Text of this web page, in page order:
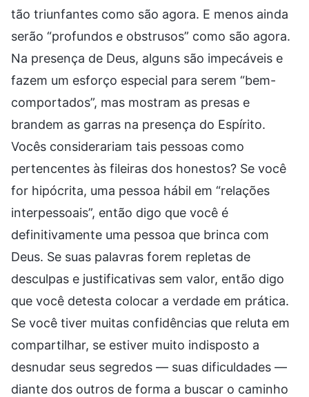
tão triunfantes como são agora. E menos ainda
serão “profundos e obstrusos” como são agora.
Na presença de Deus, alguns são impecáveis e
fazem um esforço especial para serem “bem-
comportados”, mas mostram as presas e
brandem as garras na presença do Espírito.
Vocês considerariam tais pessoas como
pertencentes às fileiras dos honestos? Se você
for hipócrita, uma pessoa hábil em “relações
interpessoais”, então digo que você é
definitivamente uma pessoa que brinca com
Deus. Se suas palavras forem repletas de
desculpas e justificativas sem valor, então digo
que você detesta colocar a verdade em prática.
Se você tiver muitas confidências que reluta em
compartilhar, se estiver muito indisposto a
desnudar seus segredos — suas dificuldades —
diante dos outros de forma a buscar o caminho